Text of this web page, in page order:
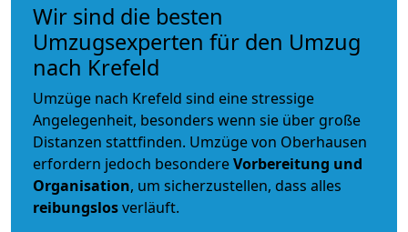
Wir sind die besten
Umzugsexperten für den Umzug
nach Krefeld
Umzüge nach Krefeld sind eine stressige
Angelegenheit, besonders wenn sie über große
Distanzen stattfinden. Umzüge von Oberhausen
erfordern jedoch besondereVorbereitung und
Organisation, um sicherzustellen, dass alles
reibungslosverläuft.